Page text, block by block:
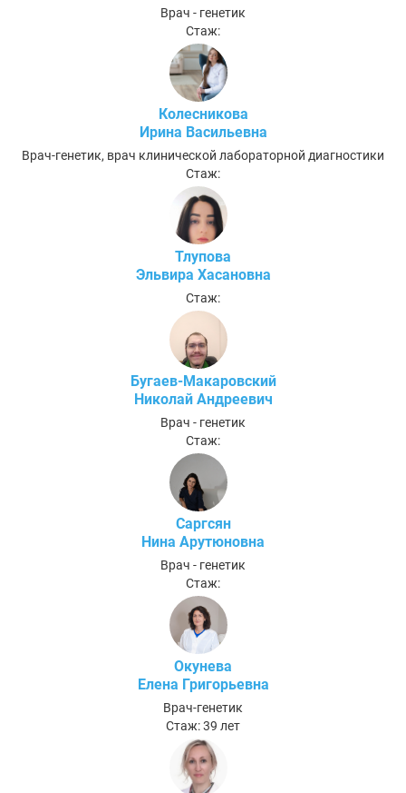
Врач - генетик
Стаж:
Колесникова
Ирина Васильевна
Врач-генетик, врач клинической лабораторной диагностики
Стаж:
Тлупова
Эльвира Хасановна
Стаж:
Бугаев-Макаровский
Николай Андреевич
Врач - генетик
Стаж:
Саргсян
Нина Арутюновна
Врач - генетик
Стаж:
Окунева
Елена Григорьевна
Врач-генетик
Стаж: 39 лет